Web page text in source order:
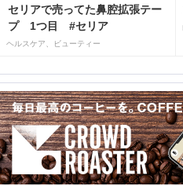
セリアで売ってた鼻腔拡張テー
プ 1つ目 #セリア
ヘルスケア、ビューティー